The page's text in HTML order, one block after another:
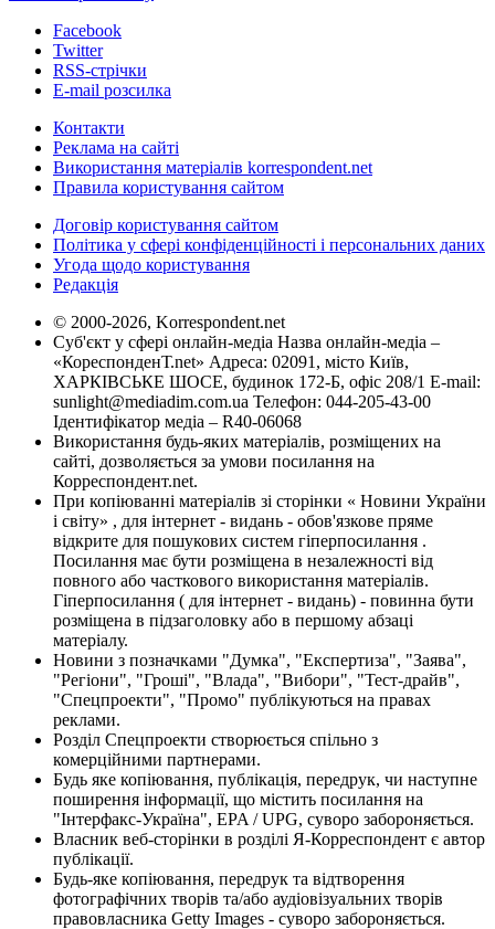
Facebook
Twitter
RSS-стрічки
E-mail розсилка
Контакти
Реклама на сайті
Використання матеріалів korrespondent.net
Правила користування сайтом
Договір користування сайтом
Політика у сфері конфіденційності і персональних даних
Угода щодо користування
Редакція
© 2000-2026, Korrespondent.net
Суб'єкт у сфері онлайн-медіа Назва онлайн-медіа –
«КореспонденТ.net» Адреса: 02091, місто Київ,
ХАРКІВСЬКЕ ШОСЕ, будинок 172-Б, офіс 208/1 E-mail:
sunlight@mediadim.com.ua Телефон: 044-205-43-00
Ідентифікатор медіа – R40-06068
Використання будь-яких матеріалів, розміщених на
сайті, дозволяється за умови посилання на
Корреспондент.net.
При копіюванні матеріалів зі сторінки « Новини України
і світу» , для інтернет - видань - обов'язкове пряме
відкрите для пошукових систем гіперпосилання .
Посилання має бути розміщена в незалежності від
повного або часткового використання матеріалів.
Гіперпосилання ( для інтернет - видань) - повинна бути
розміщена в підзаголовку або в першому абзаці
матеріалу.
Новини з позначками "Думка", "Експертиза", "Заява",
"Регіони", "Гроші", "Влада", "Вибори", "Тест-драйв",
"Спецпроекти", "Промо" публікуються на правах
реклами.
Розділ Спецпроекти створюється спільно з
комерційними партнерами.
Будь яке копіювання, публікація, передрук, чи наступне
поширення інформації, що містить посилання на
"Інтерфакс-Україна", EPA / UPG, суворо забороняється.
Власник веб-сторінки в розділі Я-Корреспондент є автор
публікації.
Будь-яке копіювання, передрук та відтворення
фотографічних творів та/або аудіовізуальних творів
правовласника Getty Images - суворо забороняється.